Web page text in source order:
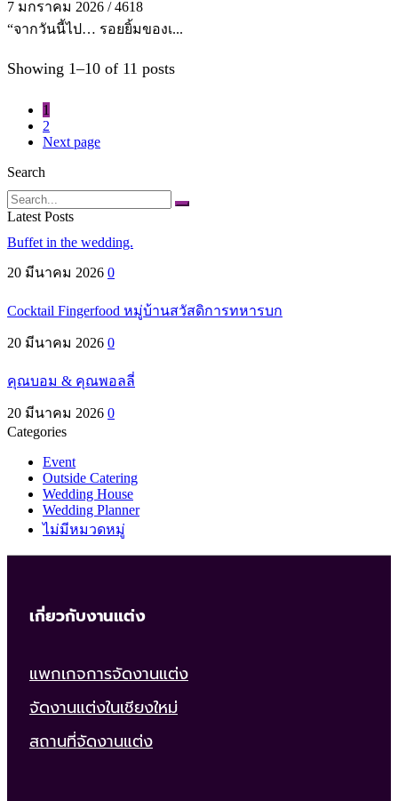
7 มกราคม 2026 / 4618
“จากวันนี้ไป… รอยยิ้มของเ...
Showing 1–10 of 11 posts
1
2
Next page
Search
Search
Latest Posts
Buffet in the wedding.
20 มีนาคม 2026 0
Cocktail Fingerfood หมู่บ้านสวัสดิการทหารบก
20 มีนาคม 2026 0
คุณบอม & คุณพอลลี่
20 มีนาคม 2026 0
Categories
Event
Outside Catering
Wedding House
Wedding Planner
ไม่มีหมวดหมู่
เกี่ยวกับงานแต่ง
แพกเกจการจัดงานแต่ง
จัดงานแต่งในเชียงใหม่
สถานที่จัดงานแต่ง